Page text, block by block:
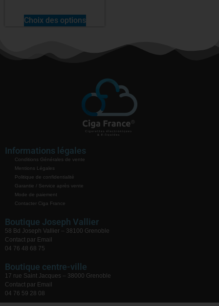
Choix des options
Informations légales
Conditions Générales de vente
Mentions Légales
Politique de confidentialité
Garantie / Service après vente
Mode de paiement
Contacter Ciga France
Boutique Joseph Vallier
58 Bd Joseph Vallier – 38100 Grenoble
Contact par Email
04 76 48 68 75
Boutique centre-ville
17 rue Saint Jacques – 38000 Grenoble
Contact par Email
04 76 59 28 08